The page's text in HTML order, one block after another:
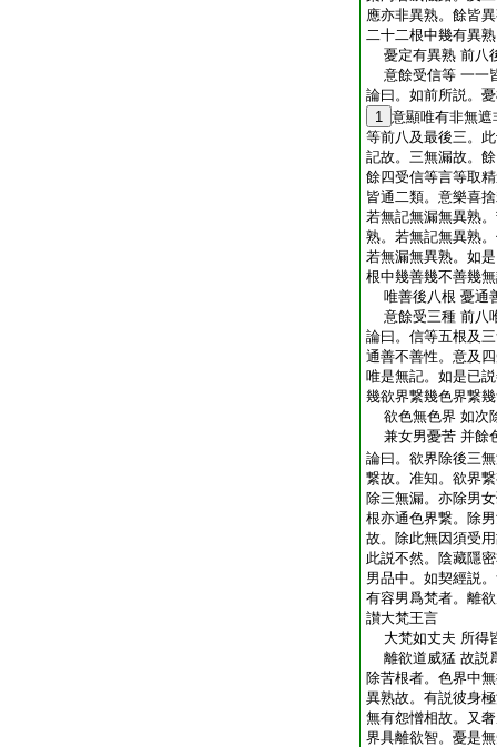
應亦非異熟。餘皆
二十二根中幾有異
憂定有異熟 前八
意餘受信等 一一
論曰。如前所説。
1 意顯唯有非無
等前八及最後三。
記故。三無漏故。
餘四受信等言等取
皆通二類。意樂喜
若無記無漏無異熟
熟。若無記無異熟
若無漏無異熟。如
根中幾善幾不善幾
唯善後八根 憂通
意餘受三種 前八
論曰。信等五根及
通善不善性。意及
唯是無記。如是已
幾欲界繋幾色界繋
欲色無色界 如次
兼女男憂苦 并餘
論曰。欲界除後三
繋故。准知。欲界
除三無漏。亦除男
根亦通色界繋。除
故。除此無因須受
此説不然。陰藏隱
男品中。如契經説
有容男爲梵者。離
讃大梵王言
大梵如丈夫 所得
離欲道威猛 故説
除苦根者。色界中
異熟故。有説彼身
無有怨憎相故。又
界具離欲智。憂是